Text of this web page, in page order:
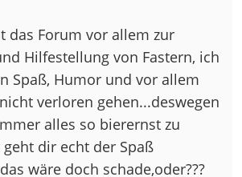
das Forum vor allem zur
Hilfestellung von Fastern, ich
Spaß, Humor und vor allem
verloren gehen...deswegen
alles so bierernst zu
dir echt der Spaß
wäre doch schade,oder???